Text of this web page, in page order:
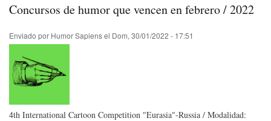
Concursos de humor que vencen en febrero / 2022
Enviado por Humor Sapiensel Dom, 30/01/2022 - 17:51
4th International Cartoon Competition "Eurasia"-Russia / Modalidad: